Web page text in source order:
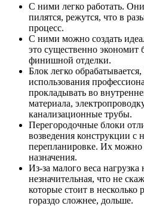
С ними легко работать.
пилятся, режутся, что в
процесс.
С ними можно создать
это существенно
финишной отделки.
Блок легко обрабатывается,
использования
прокладывать во
материала,
канализационные трубы.
Перегородочные блоки
возведения конструкции с
перепланировке. Их можно
назначения.
Из-за малого веса
незначительная, что не
которые стоит в несколько
гораздо сложнее, дольше.